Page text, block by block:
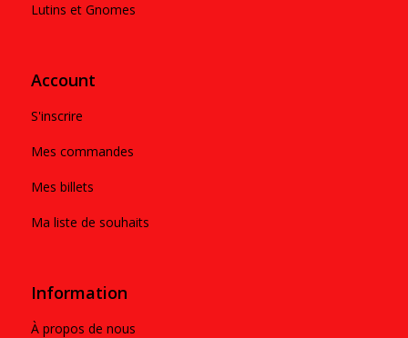
Lutins et Gnomes
Account
S'inscrire
Mes commandes
Mes billets
Ma liste de souhaits
Information
À propos de nous